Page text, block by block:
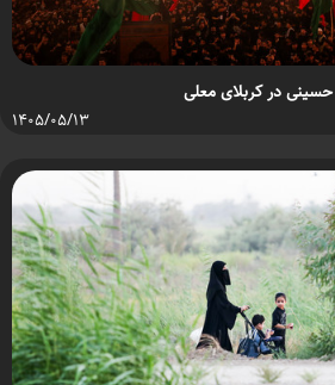
در کربلای معلی
۱۴۰۵/۰۵/۱۳